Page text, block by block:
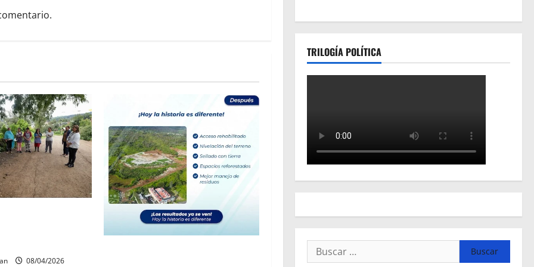
08/04/2026
TRILOGÍA POLÍTICA
Buscar: